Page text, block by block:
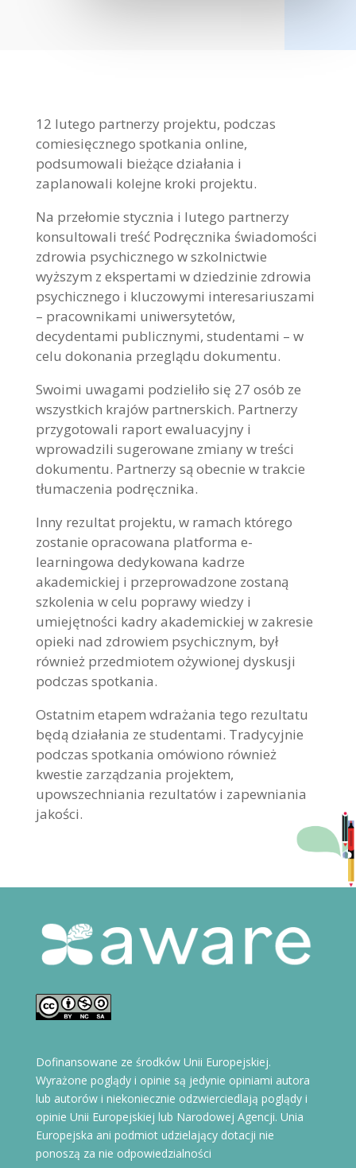
12 lutego partnerzy projektu, podczas
comiesięcznego spotkania online,
podsumowali bieżące działania i
zaplanowali kolejne kroki projektu.
Na przełomie stycznia i lutego partnerzy
konsultowali treść Podręcznika świadomości
zdrowia psychicznego w szkolnictwie
wyższym z ekspertami w dziedzinie zdrowia
psychicznego i kluczowymi interesariuszami
– pracownikami uniwersytetów,
decydentami publicznymi, studentami – w
celu dokonania przeglądu dokumentu.
Swoimi uwagami podzieliło się 27 osób ze
wszystkich krajów partnerskich. Partnerzy
przygotowali raport ewaluacyjny i
wprowadzili sugerowane zmiany w treści
dokumentu. Partnerzy są obecnie w trakcie
tłumaczenia podręcznika.
Inny rezultat projektu, w ramach którego
zostanie opracowana platforma e-
learningowa dedykowana kadrze
akademickiej i przeprowadzone zostaną
szkolenia w celu poprawy wiedzy i
umiejętności kadry akademickiej w zakresie
opieki nad zdrowiem psychicznym, był
również przedmiotem ożywionej dyskusji
podczas spotkania.
Ostatnim etapem wdrażania tego rezultatu
będą działania ze studentami. Tradycyjnie
podczas spotkania omówiono również
kwestie zarządzania projektem,
upowszechniania rezultatów i zapewniania
jakości.
Dofinansowane ze środków Unii Europejskiej.
Wyrażone poglądy i opinie są jedynie opiniami autora
lub autorów i niekoniecznie odzwierciedlają poglądy i
opinie Unii Europejskiej lub Narodowej Agencji. Unia
Europejska ani podmiot udzielający dotacji nie
ponoszą za nie odpowiedzialności